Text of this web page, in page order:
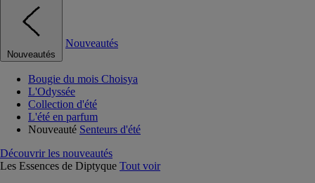
Nouveautés
Nouveautés
Bougie du mois Choisya
L'Odyssée
Collection d'été
L'été en parfum
Nouveauté Senteurs d'été
Découvrir les nouveautés
Les Essences de Diptyque Tout voir